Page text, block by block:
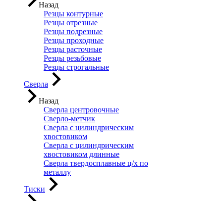
Назад
Резцы контурные
Резцы отрезные
Резцы подрезные
Резцы проходные
Резцы расточные
Резцы резьбовые
Резцы строгальные
Сверла
Назад
Сверла центровочные
Сверло-метчик
Сверла с цилиндрическим
хвостовиком
Сверла с цилиндрическим
хвостовиком длинные
Сверла твердосплавные ц/х по
металлу
Тиски